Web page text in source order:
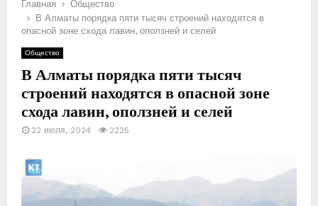
Е
М
Е
Ю
Главная
Общество
В Алматы порядка пяти тысяч строений находятся в
опасной зоне схода лавин, оползней и селей
Общество
В Алматы порядка пяти тысяч
строений находятся в опасной зоне
схода лавин, оползней и селей
22 июля, 2024 2225